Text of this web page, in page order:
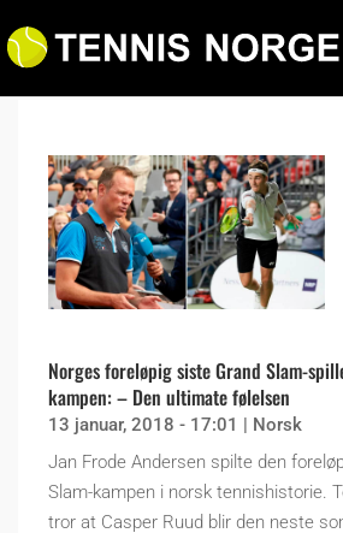
Norges foreløpig siste Grand Slam-
kampen: – Den ultimate følelsen
13 januar, 2018 - 17:01 | Norsk
Jan Frode Andersen spilte den
Slam-kampen i norsk tennishistorie.
tror at Casper Ruud blir den neste